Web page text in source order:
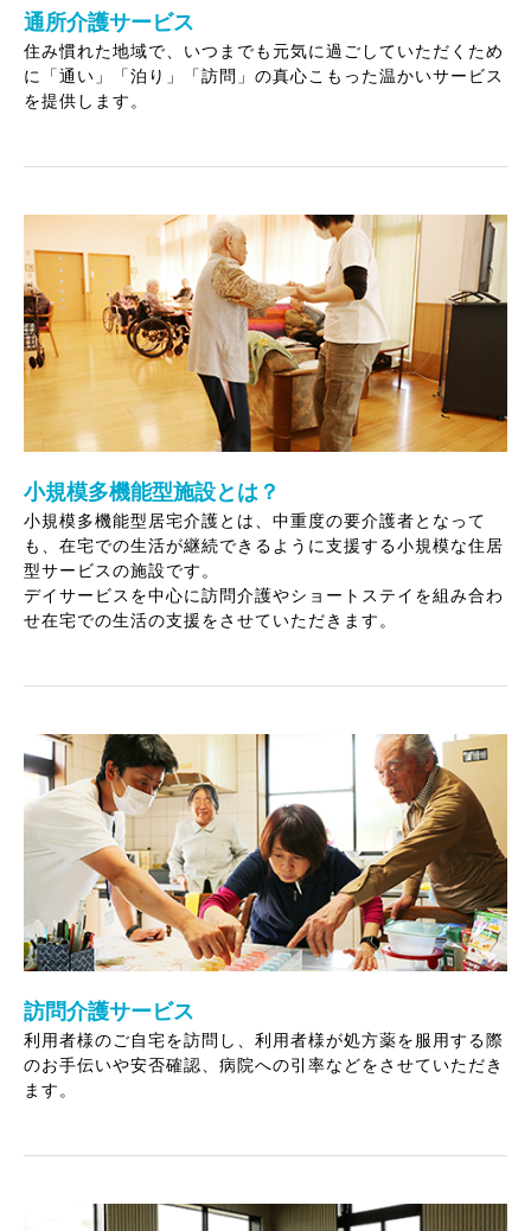
通所介護サービス
住み慣れた地域で、いつまでも元気に過ごしていただくため
に「通い」「泊り」「訪問」の真心こもった温かいサービス
を提供します。
小規模多機能型施設とは？
小規模多機能型居宅介護とは、中重度の要介護者となって
も、在宅での生活が継続できるように支援する小規模な住居
型サービスの施設です。
デイサービスを中心に訪問介護やショートステイを組み合わ
せ在宅での生活の支援をさせていただきます。
訪問介護サービス
利用者様のご自宅を訪問し、利用者様が処方薬を服用する際
のお手伝いや安否確認、病院への引率などをさせていただき
ます。